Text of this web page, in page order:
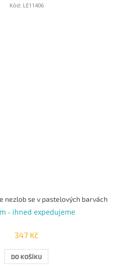
Kód: LE11406
nezlob se v pastelových barvách
- ihned expedujeme
347 Kč
DO KOŠÍKU